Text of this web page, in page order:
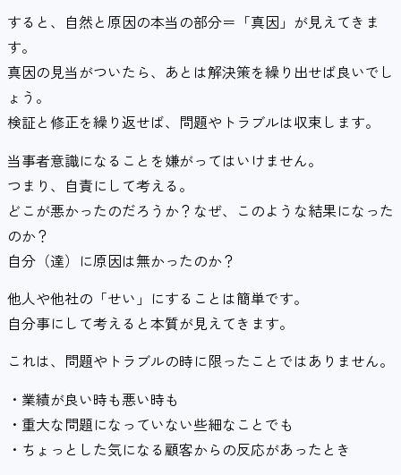
すると、自然と原因の本当の部分＝「真因」が見えてきま
す。
真因の見当がついたら、あとは解決策を繰り出せば良いでし
ょう。
検証と修正を繰り返せば、問題やトラブルは収束します。
当事者意識になることを嫌がってはいけません。
つまり、自責にして考える。
どこが悪かったのだろうか？なぜ、このような結果になった
のか？
自分（達）に原因は無かったのか？
他人や他社の「せい」にすることは簡単です。
自分事にして考えると本質が見えてきます。
これは、問題やトラブルの時に限ったことではありません。
・業績が良い時も悪い時も
・重大な問題になっていない些細なことでも
・ちょっとした気になる顧客からの反応があったとき